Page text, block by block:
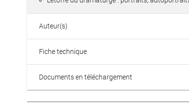
Auteur(s)
Fiche technique
Documents en téléchargement